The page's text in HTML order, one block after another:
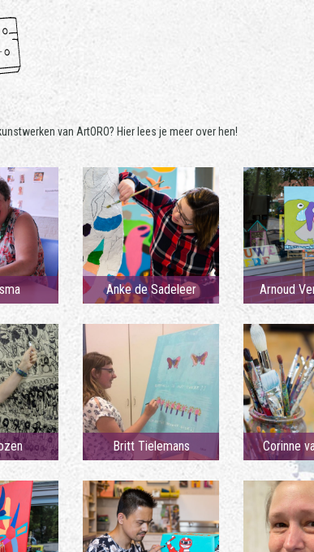
van ArtORO? Hier lees je meer over hen!
Anke de Sadeleer Arnoud
Britt Tielemans Corinne